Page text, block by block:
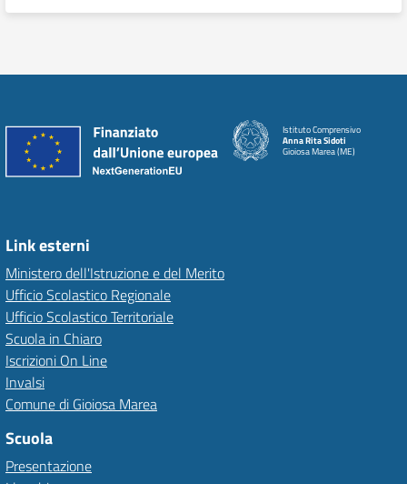
Istituto Comprensivo
Anna Rita Sidoti
Gioiosa Marea (ME)
Link esterni
Ministero dell'Istruzione e del Merito
Ufficio Scolastico Regionale
Ufficio Scolastico Territoriale
Scuola in Chiaro
Iscrizioni On Line
Invalsi
Comune di Gioiosa Marea
Scuola
Presentazione